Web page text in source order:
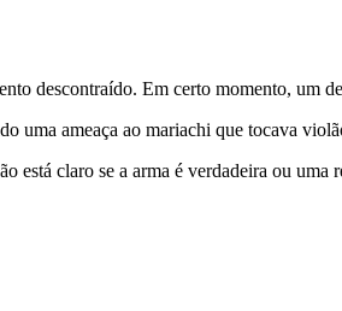
descontraído. Em certo momento, um
uma ameaça ao mariachi que tocava
está claro se a arma é verdadeira ou uma